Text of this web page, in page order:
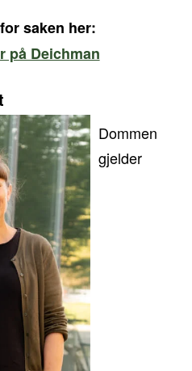
saken her:
på Deichman
Dommen
gjelder